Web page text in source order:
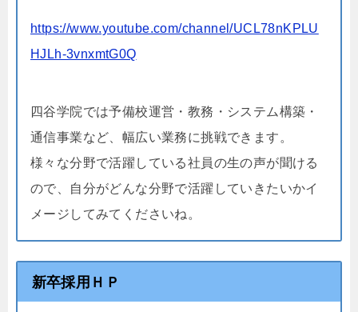
https://www.youtube.com/channel/UCL78nKPLU
HJLh-3vnxmtG0Q
四谷学院では予備校運営・教務・システム構築・
通信事業など、幅広い業務に挑戦できます。
様々な分野で活躍している社員の生の声が聞ける
ので、自分がどんな分野で活躍していきたいかイ
メージしてみてくださいね。
新卒採用ＨＰ